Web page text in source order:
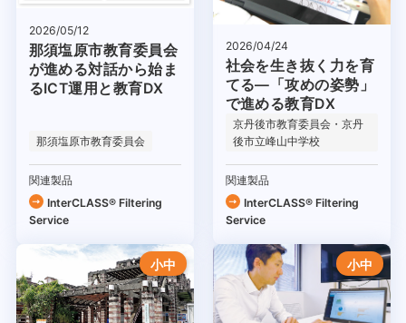
2026/05/12
那須塩原市教育委員会
が進める対話から始ま
るICT運用と教育DX
那須塩原市教育委員会
関連製品
InterCLASS®︎ Filtering
Service
2026/04/24
社会を生き抜く力を育
てる―「攻めの姿勢」
で進める教育DX
京丹後市教育委員会・京丹
後市立峰山中学校
関連製品
InterCLASS®︎ Filtering
Service
小中 小中